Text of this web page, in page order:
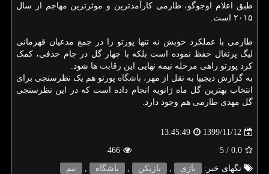
طبق اعلام اوجوگو، طارمی کارآمدترین و موثرترین مهاجم از سال
۲۰۱۵ است.
طارمی با عملکرد خوبش نه تنها پورتو را در جمع مدعیان قهرمانی
لیگ پرتغال حفظ نموده است بلکه با چهار گل در جام حذفی، کمک
کرد پورتو راهی مرحله نیمه نهایی این رقابت ها شود.
به گزارش دیجیپا به نقل از مهر، باشگاه پورتو هم یک نظرسنجی برای
انتخاب بهترین گل ماه ژانویه انجام داده است که در این نظرسنجی
گل مهدی طارمی هم وجود دارد.
1399/11/12
13:45:49
0.0
/ 5
466
تگهای خبر:
بازی , بازیكن , باشگاه , تیم